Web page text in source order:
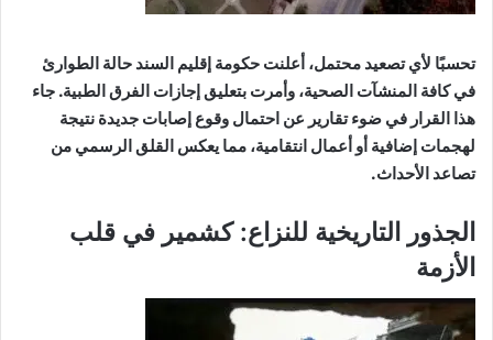
تحسبًا لأي تصعيد محتمل، أعلنت حكومة إقليم السند حالة الطوارئ
في كافة المنشآت الصحية، وأمرت بتعليق إجازات الفرق الطبية. جاء
هذا القرار في ضوء تقارير عن احتمال وقوع إصابات جديدة نتيجة
لهجمات إضافية أو أعمال انتقامية، مما يعكس القلق الرسمي من
تصاعد الأحداث.
الجذور التاريخية للنزاع: كشمير في قلب
الأزمة